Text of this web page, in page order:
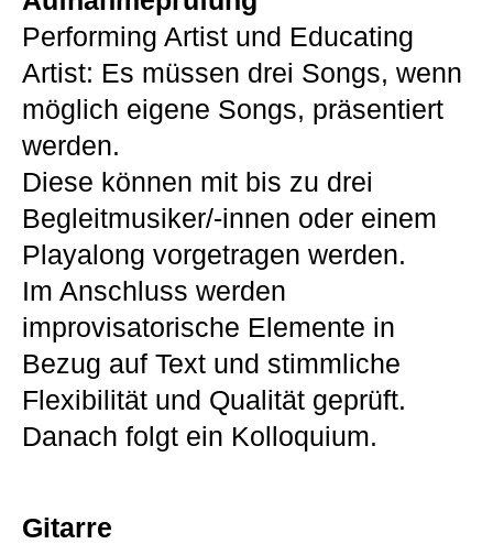
Performing Artist und Educating
Artist: Es müssen drei Songs, wenn
möglich eigene Songs, präsentiert
werden.
Diese können mit bis zu drei
Begleitmusiker/-innen oder einem
Playalong vorgetragen werden.
Im Anschluss werden
improvisatorische Elemente in
Bezug auf Text und stimmliche
Flexibilität und Qualität geprüft.
Danach folgt ein Kolloquium.
Gitarre